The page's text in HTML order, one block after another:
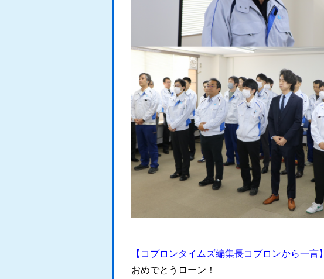
【コプロンタイムズ編集長コプロンから一言】
おめでとうローン！